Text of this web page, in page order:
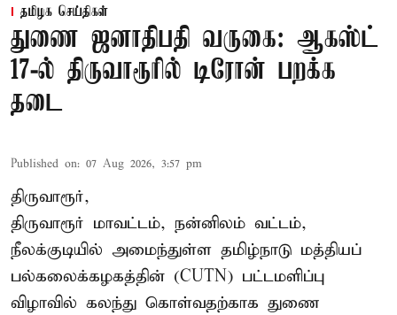
தமிழக செய்திகள்
துணை ஜனாதிபதி வருகை: ஆகஸ்ட்
17-ல் திருவாரூரில் டிரோன் பறக்க
தடை
Published on: 07 Aug 2026, 3:57 pm
திருவாரூர்,
திருவாரூர் மாவட்டம், நன்னிலம் வட்டம்,
நீலக்குடியில் அமைந்துள்ள தமிழ்நாடு மத்தியப்
பல்கலைக்கழகத்தின் (CUTN) பட்டமளிப்பு
விழாவில் கலந்து கொள்வதற்காக துணை